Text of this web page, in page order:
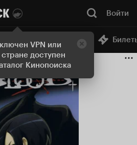
VPN или
доступен
Кинопоиска
Войти
Онлайн-кинотеатр